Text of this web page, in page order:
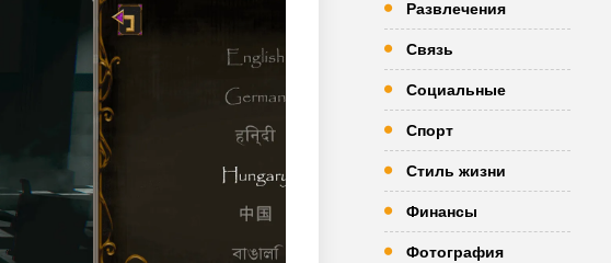
Развлечения
Связь
Социальные
Спорт
Стиль жизни
Финансы
Фотография